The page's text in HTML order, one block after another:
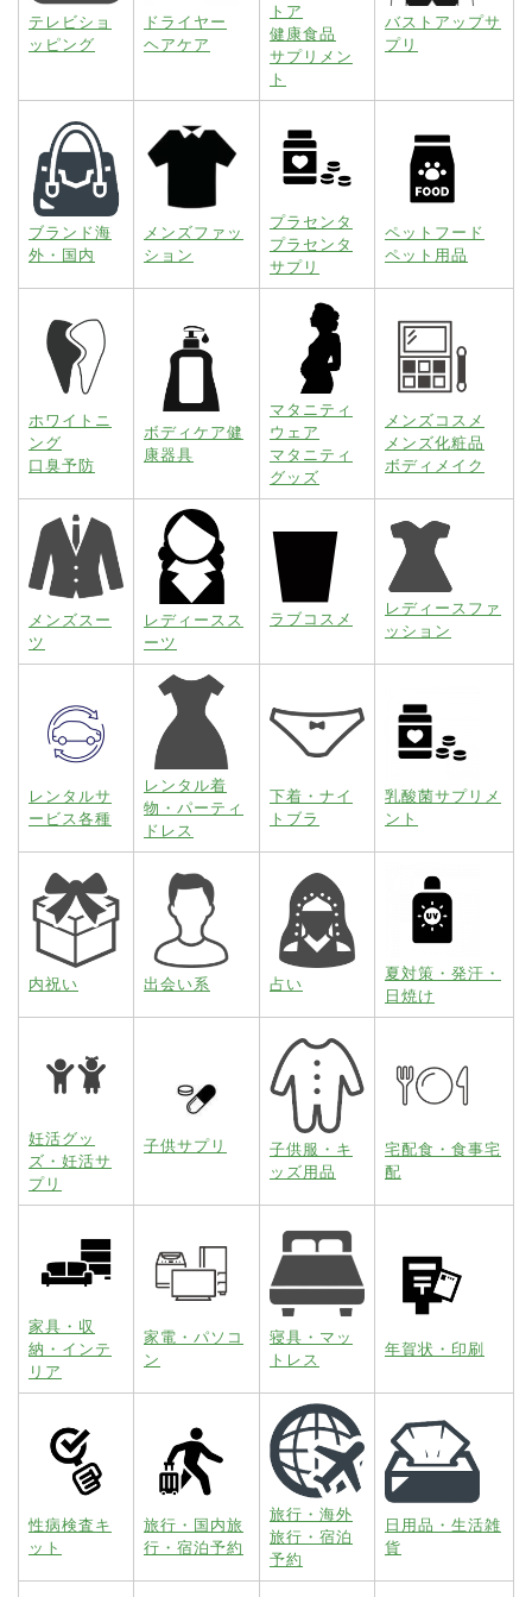
テレビショ
ッピング
ドライヤー
ヘアケア
トア
健康食品
サプリメン
ト
バストアップサ
プリ
ブランド海
外・国内
メンズファッ
ション
プラセンタ
プラセンタ
サプリ
ペットフード
ペット用品
ホワイトニ
ング
口臭予防
ボディケア健
康器具
マタニティ
ウェア
マタニティ
グッズ
メンズコスメ
メンズ化粧品
ボディメイク
メンズスー
ツ
レディースス
ーツ
ラブコスメ
レディースファ
ッション
レンタルサ
ービス各種
レンタル着
物・パーティ
ドレス
下着・ナイ
トブラ
乳酸菌サプリメ
ント
内祝い 出会い系 占い
夏対策・発汗・
日焼け
妊活グッ
ズ・妊活サ
プリ
子供サプリ
子供服・キ
ッズ用品
宅配食・食事宅
配
家具・収
納・インテ
リア
家電・パソコ
ン
寝具・マッ
トレス
年賀状・印刷
性病検査キ
ット
旅行・国内旅
行・宿泊予約
旅行・海外
旅行・宿泊
予約
日用品・生活雑
貨